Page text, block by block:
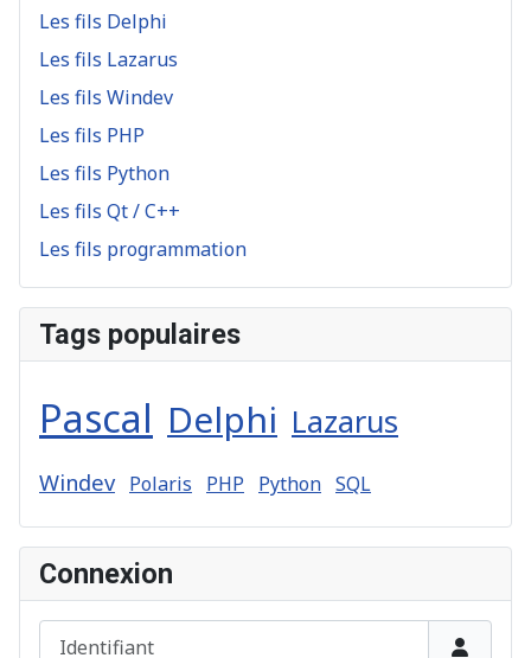
Les fils Delphi
Les fils Lazarus
Les fils Windev
Les fils PHP
Les fils Python
Les fils Qt / C++
Les fils programmation
Tags populaires
Pascal Delphi Lazarus
Windev Polaris PHP Python SQL
Connexion
Identifiant